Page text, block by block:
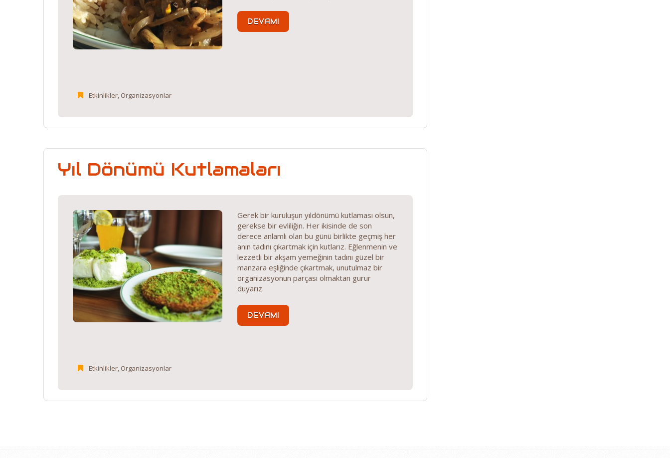
DEVAMI
Etkinlikler, Organizasyonlar
Yıl Dönümü Kutlamaları
Gerek bir kuruluşun yıldönümü kutlaması olsun,
gerekse bir evliliğin. Her ikisinde de son
derece anlamlı olan bu günü birlikte geçmiş her
anın tadını çıkartmak için kutlarız. Eğlenmenin ve
lezzetli bir akşam yemeğinin tadını güzel bir
manzara eşliğinde çıkartmak, unutulmaz bir
organizasyonun parçası olmaktan gurur
duyarız.
DEVAMI
Etkinlikler, Organizasyonlar